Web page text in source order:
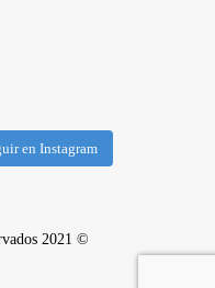
en Instagram
2021 ©